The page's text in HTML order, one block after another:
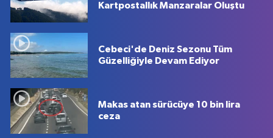
Kartpostallık Manzaralar Oluştu
Cebeci'de Deniz Sezonu Tüm
Güzelliğiyle Devam Ediyor
Makas atan sürücüye 10 bin lira
ceza